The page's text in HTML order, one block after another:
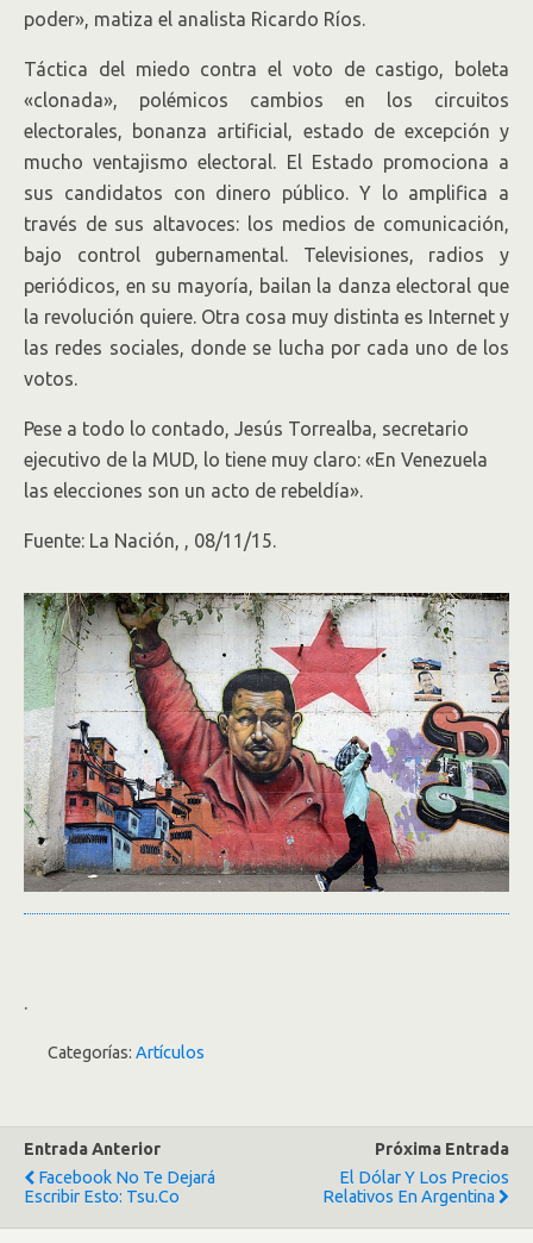
poder», matiza el analista Ricardo Ríos.
Táctica del miedo contra el voto de castigo, boleta
«clonada», polémicos cambios en los circuitos
electorales, bonanza artificial, estado de excepción y
mucho ventajismo electoral. El Estado promociona a
sus candidatos con dinero público. Y lo amplifica a
través de sus altavoces: los medios de comunicación,
bajo control gubernamental. Televisiones, radios y
periódicos, en su mayoría, bailan la danza electoral que
la revolución quiere. Otra cosa muy distinta es Internet y
las redes sociales, donde se lucha por cada uno de los
votos.
Pese a todo lo contado, Jesús Torrealba, secretario
ejecutivo de la MUD, lo tiene muy claro: «En Venezuela
las elecciones son un acto de rebeldía».
Fuente: La Nación, , 08/11/15.
.
Categorías: Artículos
Entrada Anterior
Facebook No Te Dejará
Escribir Esto: Tsu.co
Próxima Entrada
El Dólar Y Los Precios
Relativos En Argentina